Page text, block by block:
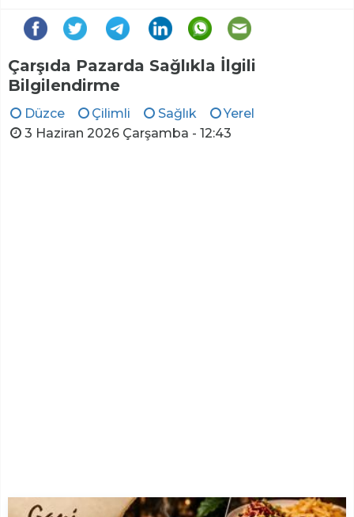
Çarşıda Pazarda Sağlıkla İlgili
Bilgilendirme
Düzce Çilimli Sağlık
Yerel
3 Haziran 2026 Çarşamba - 12:43